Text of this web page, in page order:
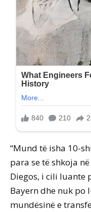
“Mund të isha 10-
para se të shkoja
Diegos, i cili luante
Bayern dhe nuk po
mundësinë e